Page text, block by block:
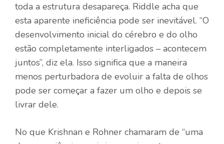
toda a estrutura desapareça. Riddle acha que
esta aparente ineficiência pode ser inevitável. “O
desenvolvimento inicial do cérebro e do olho
estão completamente interligados – acontecem
juntos”, diz ela. Isso significa que a maneira
menos perturbadora de evoluir a falta de olhos
pode ser começar a fazer um olho e depois se
livrar dele.
No que Krishnan e Rohner chamaram de “uma